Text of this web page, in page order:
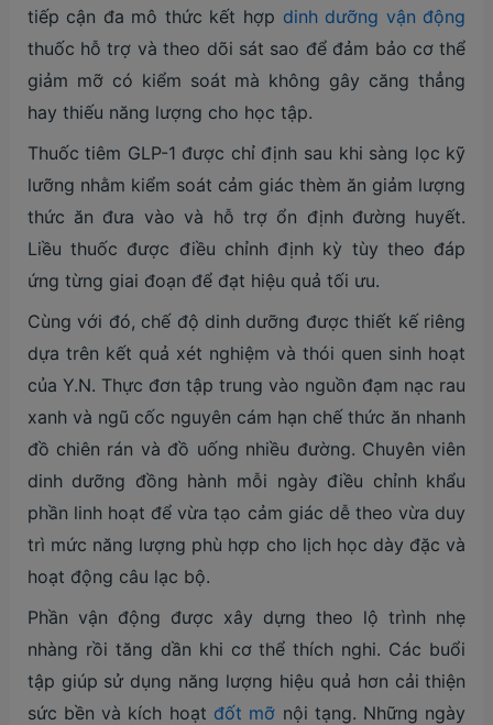
tiếp cận đa mô thức kết hợp dinh dưỡng vận động
thuốc hỗ trợ và theo dõi sát sao để đảm bảo cơ thể
giảm mỡ có kiểm soát mà không gây căng thẳng
hay thiếu năng lượng cho học tập.
Thuốc tiêm GLP-1 được chỉ định sau khi sàng lọc kỹ
lưỡng nhằm kiểm soát cảm giác thèm ăn giảm lượng
thức ăn đưa vào và hỗ trợ ổn định đường huyết.
Liều thuốc được điều chỉnh định kỳ tùy theo đáp
ứng từng giai đoạn để đạt hiệu quả tối ưu.
Cùng với đó, chế độ dinh dưỡng được thiết kế riêng
dựa trên kết quả xét nghiệm và thói quen sinh hoạt
của Y.N. Thực đơn tập trung vào nguồn đạm nạc rau
xanh và ngũ cốc nguyên cám hạn chế thức ăn nhanh
đồ chiên rán và đồ uống nhiều đường. Chuyên viên
dinh dưỡng đồng hành mỗi ngày điều chỉnh khẩu
phần linh hoạt để vừa tạo cảm giác dễ theo vừa duy
trì mức năng lượng phù hợp cho lịch học dày đặc và
hoạt động câu lạc bộ.
Phần vận động được xây dựng theo lộ trình nhẹ
nhàng rồi tăng dần khi cơ thể thích nghi. Các buổi
tập giúp sử dụng năng lượng hiệu quả hơn cải thiện
sức bền và kích hoạt đốt mỡ nội tạng. Những ngày